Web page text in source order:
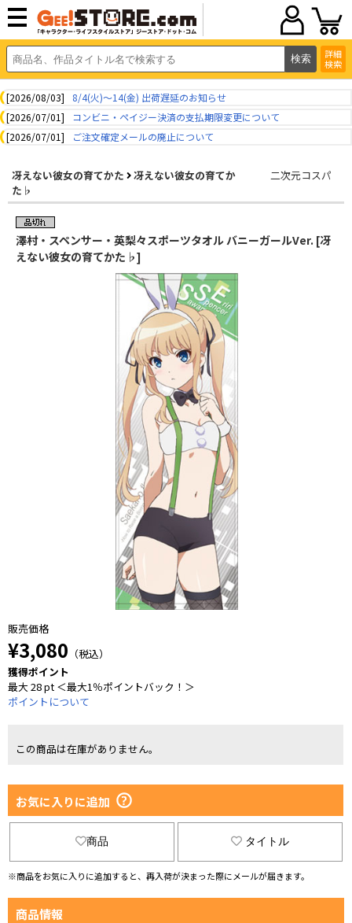
詳細
検索
[2026/08/03]
8/4(火)～14(金) 出荷遅延のお知らせ
[2026/07/01]
コンビニ・ペイジー決済の支払期限変更について
[2026/07/01]
ご注文確定メールの廃止について
冴えない彼女の育てかた
冴えない彼女の育てか
た♭
二次元コスパ
澤村・スペンサー・英梨々スポーツタオル バニーガールVer. [冴
えない彼女の育てかた♭]
販売価格
¥3,080 （税込）
獲得ポイント
最大 28 pt ＜最大1％ポイントバック！＞
ポイントについて
この商品は在庫がありません。
お気に入りに追加
商品 タイトル
※商品をお気に入りに追加すると、再入荷が決まった際にメールが届きます。
商品情報